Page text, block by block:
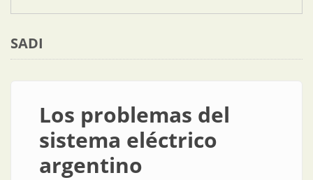
SADI
Los problemas del
sistema eléctrico
argentino